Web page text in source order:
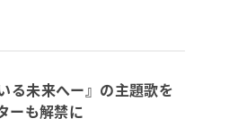
る未来へー』の主題歌を
ーも解禁に